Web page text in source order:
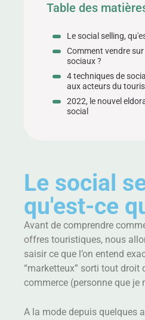
Table des
Le social selling,
Comment vendre
sociaux ?
4 techniques de
aux acteurs du
2022, le nouvel
social
Le social
qu'est-ce
Avant de comprendre
offres touristiques, nous
saisir ce que l’on entend
“marketteux” sorti tout droit
commerce (personne que je
A la mode depuis quelques